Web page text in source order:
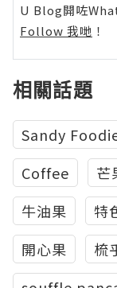
U Blog開咗
Follow 我哋 ！
相關話題
Sandy
Coffee
芒
牛油果
特
開心果
梳